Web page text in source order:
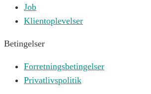
Job
Klientoplevelser
Betingelser
Forretningsbetingelser
Privatlivspolitik